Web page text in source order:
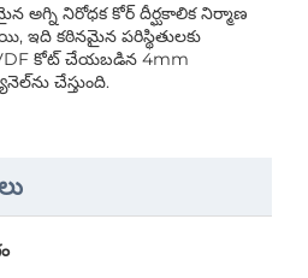
అగ్ని నిరోధక కోర్ దీర్ఘకాలిక నిర్మాణ
కఠినమైన పరిస్థితులకు
కోట్ చేయబడిన 4mm
చేస్తుంది.